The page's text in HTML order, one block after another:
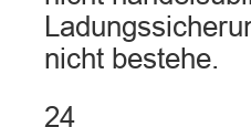
nicht bestehe.
24